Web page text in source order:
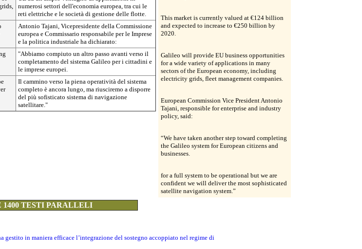
numerosi settori dell'economia europea, tra cui le
reti elettriche e le società di gestione delle flotte.
Antonio Tajani, Vicepresidente della Commissione
europea e Commissario responsabile per le Imprese
e la politica industriale ha dichiarato:
"Abbiamo compiuto un altro passo avanti verso il
completamento del sistema Galileo per i cittadini e
le imprese europei.
Il cammino verso la piena operatività del sistema
completo è ancora lungo, ma riusciremo a disporre
del più sofisticato sistema di navigazione
satellitare."
This market is currently valued at €124 billion
and expected to increase to €250 billion by
2020.
Galileo will provide EU business opportunities
for a wide variety of applications in many
sectors of the European economy, including
electricity grids, fleet management companies.
European Commission Vice President Antonio
Tajani, responsible for enterprise and industry
policy, said:
“We have taken another step toward completing
the Galileo system for European citizens and
businesses.
for a full system to be operational but we are
confident we will deliver the most sophisticated
satellite navigation system.”
1400 TESTI PARALLELI
gestito in maniera efficace l’integrazione del sostegno accoppiato nel regime di